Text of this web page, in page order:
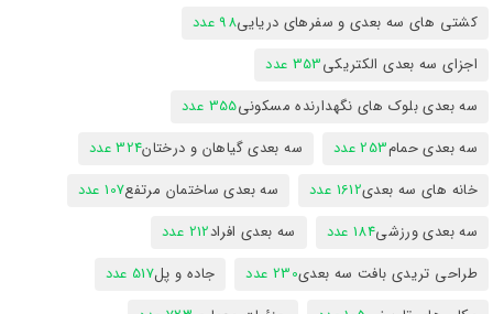
کشتی های سه بعدی و سفرهای دریایی98 عدد
اجزای سه بعدی الکتریکی353 عدد
سه بعدی بلوک های نگهدارنده مسکونی355 عدد
سه بعدی حمام253 عدد سه بعدی گیاهان و درختان324 عدد
خانه های سه بعدی1612 عدد سه بعدی ساختمان مرتفع107 عدد
سه بعدی ورزشی184 عدد سه بعدی افراد212 عدد
طراحی تریدی بافت سه بعدی230 عدد جاده و پل517 عدد